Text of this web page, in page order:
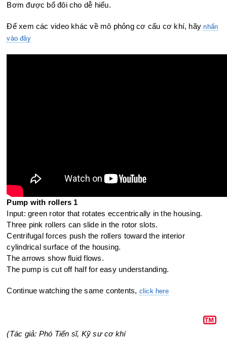
Bơm được bổ đôi cho dễ hiểu.
Để xem các video khác về mô phỏng cơ cấu cơ khí, hãynhấn
vào đây
Pump with rollers 1
Input: green rotor that rotates eccentrically in the housing.
Three pink rollers can slide in the rotor slots.
Centrifugal forces push the rollers toward the interior
cylindricalsurface of the housing.
The arrows show fluid flows.
The pump is cut off half for easy understanding.
Continue watching the same contents, click here
(Tác giả: Phó Tiến sĩ, Kỹ sư cơ khí